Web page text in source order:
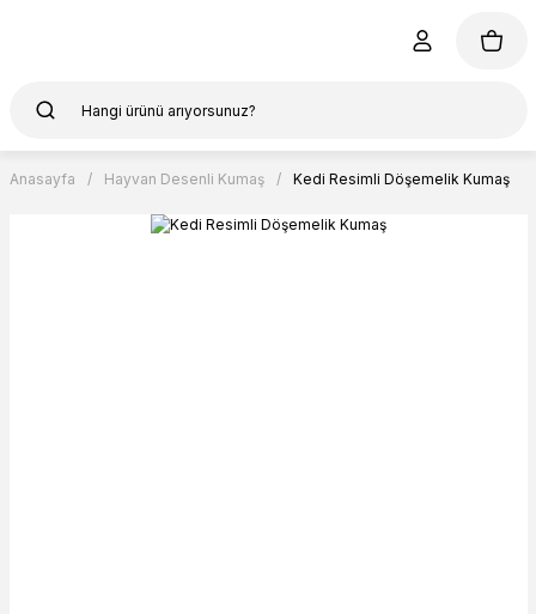
Anasayfa Hayvan Desenli Kumaş Kedi Resimli Döşemelik Kumaş